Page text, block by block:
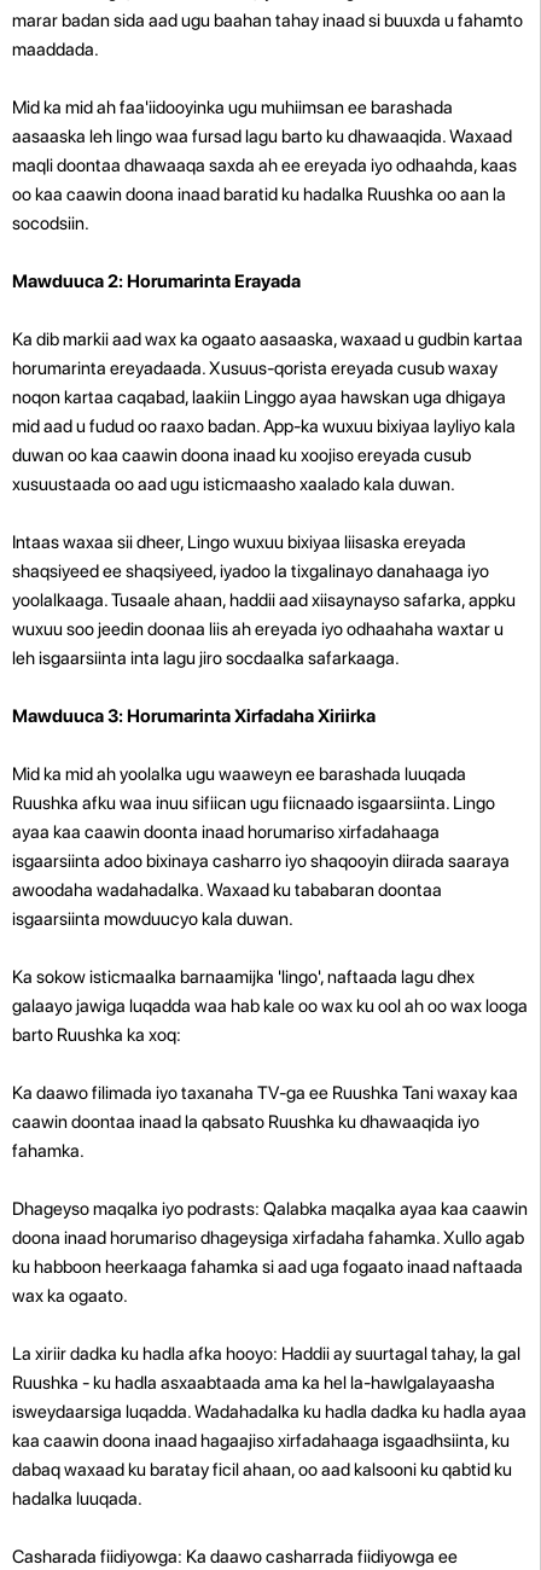
marar badan sida aad ugu baahan tahay inaad si buuxda u fahamto
maaddada.
Mid ka mid ah faa'iidooyinka ugu muhiimsan ee barashada
aasaaska leh lingo waa fursad lagu barto ku dhawaaqida. Waxaad
maqli doontaa dhawaaqa saxda ah ee ereyada iyo odhaahda, kaas
oo kaa caawin doona inaad baratid ku hadalka Ruushka oo aan la
socodsiin.
Mawduuca 2: Horumarinta Erayada
Ka dib markii aad wax ka ogaato aasaaska, waxaad u gudbin kartaa
horumarinta ereyadaada. Xusuus-qorista ereyada cusub waxay
noqon kartaa caqabad, laakiin Linggo ayaa hawskan uga dhigaya
mid aad u fudud oo raaxo badan. App-ka wuxuu bixiyaa layliyo kala
duwan oo kaa caawin doona inaad ku xoojiso ereyada cusub
xusuustaada oo aad ugu isticmaasho xaalado kala duwan.
Intaas waxaa sii dheer, Lingo wuxuu bixiyaa liisaska ereyada
shaqsiyeed ee shaqsiyeed, iyadoo la tixgalinayo danahaaga iyo
yoolalkaaga. Tusaale ahaan, haddii aad xiisaynayso safarka, appku
wuxuu soo jeedin doonaa liis ah ereyada iyo odhaahaha waxtar u
leh isgaarsiinta inta lagu jiro socdaalka safarkaaga.
Mawduuca 3: Horumarinta Xirfadaha Xiriirka
Mid ka mid ah yoolalka ugu waaweyn ee barashada luuqada
Ruushka afku waa inuu sifiican ugu fiicnaado isgaarsiinta. Lingo
ayaa kaa caawin doonta inaad horumariso xirfadahaaga
isgaarsiinta adoo bixinaya casharro iyo shaqooyin diirada saaraya
awoodaha wadahadalka. Waxaad ku tababaran doontaa
isgaarsiinta mowduucyo kala duwan.
Ka sokow isticmaalka barnaamijka 'lingo', naftaada lagu dhex
galaayo jawiga luqadda waa hab kale oo wax ku ool ah oo wax looga
barto Ruushka ka xoq:
Ka daawo filimada iyo taxanaha TV-ga ee Ruushka Tani waxay kaa
caawin doontaa inaad la qabsato Ruushka ku dhawaaqida iyo
fahamka.
Dhageyso maqalka iyo podrasts: Qalabka maqalka ayaa kaa caawin
doona inaad horumariso dhageysiga xirfadaha fahamka. Xullo agab
ku habboon heerkaaga fahamka si aad uga fogaato inaad naftaada
wax ka ogaato.
La xiriir dadka ku hadla afka hooyo: Haddii ay suurtagal tahay, la gal
Ruushka - ku hadla asxaabtaada ama ka hel la-hawlgalayaasha
isweydaarsiga luqadda. Wadahadalka ku hadla dadka ku hadla ayaa
kaa caawin doona inaad hagaajiso xirfadahaaga isgaadhsiinta, ku
dabaq waxaad ku baratay ficil ahaan, oo aad kalsooni ku qabtid ku
hadalka luuqada.
Casharada fiidiyowga: Ka daawo casharrada fiidiyowga ee